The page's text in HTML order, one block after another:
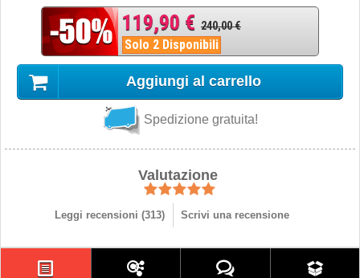
119,90 € 240,00 €
Solo 2 Disponibili
Aggiungi al carrello
Spedizione gratuita!
Valutazione
Leggi recensioni (313) Scrivi una recensione